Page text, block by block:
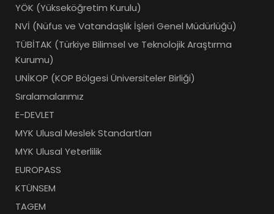
YÖK (Yükseköğretim Kurulu)
NVİ (Nüfus ve Vatandaşlık İşleri Genel Müdürlüğü)
TÜBİTAK (Türkiye Bilimsel ve Teknolojik Araştırma
Kurumu)
UNİKOP (KOP Bölgesi Üniversiteler Birliği)
Sıralamalarımız
E-DEVLET
MYK Ulusal Meslek Standartları
MYK Ulusal Yeterlilik
EUROPASS
KTÜNSEM
TAGEM